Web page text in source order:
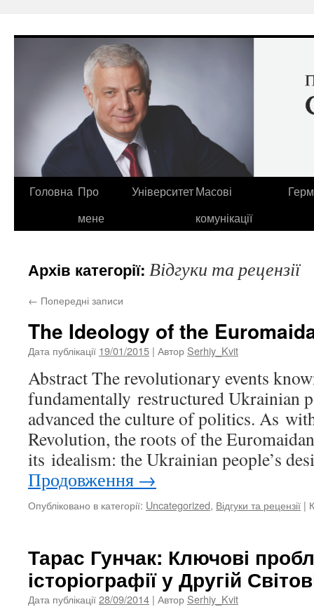
до
Головна Про
мене
УніверситетМасові
комунікації
Архів категорії: Відгуки та рецензії
← Попередні записи
The Ideology of the
Дата публікації 19/01/2015 | Автор Serhiy_Kvit
Abstract The revolutionary events
fundamentally restructured Ukrainian
advanced the culture of politics. As
Revolution, the roots of the
its idealism: the Ukrainian people’s
Продовження →
Опубліковано в категорії: Uncategorized, Відгуки та рецензії |
Тарас Гунчак: Ключові
історіографії у Другій
Дата публікації28/09/2014 | Автор Serhiy_Kvit